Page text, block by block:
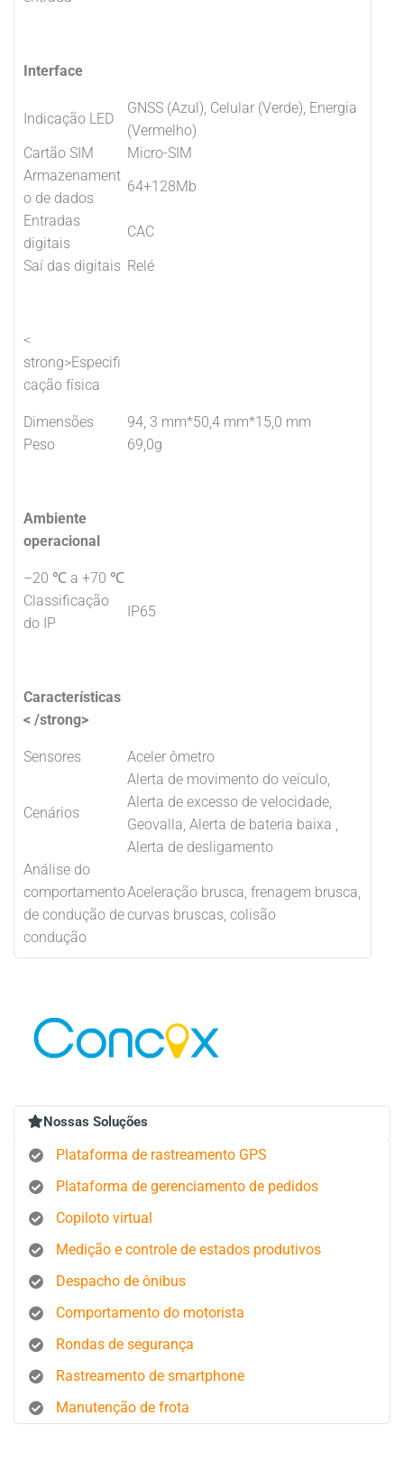
Interface
Indicação LED
GNSS (Azul), Celular (Verde), Energia
(Vermelho)
Cartão SIM
Micro-SIM
Armazenament
o de dados
64+128Mb
Entradas
digitais
CAC
Saí das digitais Relé
<
strong>Especifi
cação física
Dimensões
94, 3 mm*50,4 mm*15,0 mm
Peso
69,0g
Ambiente
operacional
–20 ℃ a +70 ℃
Classificação
do IP
IP65
Características
< /strong>
Sensores Aceler ômetro
Cenários
Alerta de movimento do veículo,
Alerta de excesso de velocidade,
Geovalla, Alerta de bateria baixa ,
Alerta de desligamento
Análise do
comportamento
de condução de
condução
Aceleração brusca, frenagem brusca,
curvas bruscas, colisão
Nossas Soluções
Plataforma de rastreamento GPS
Plataforma de gerenciamento de pedidos
Copiloto virtual
Medição e controle de estados produtivos
Despacho de ônibus
Comportamento do motorista
Rondas de segurança
Rastreamento de smartphone
Manutenção de frota